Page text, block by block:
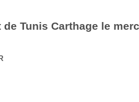
Tunis Carthage le